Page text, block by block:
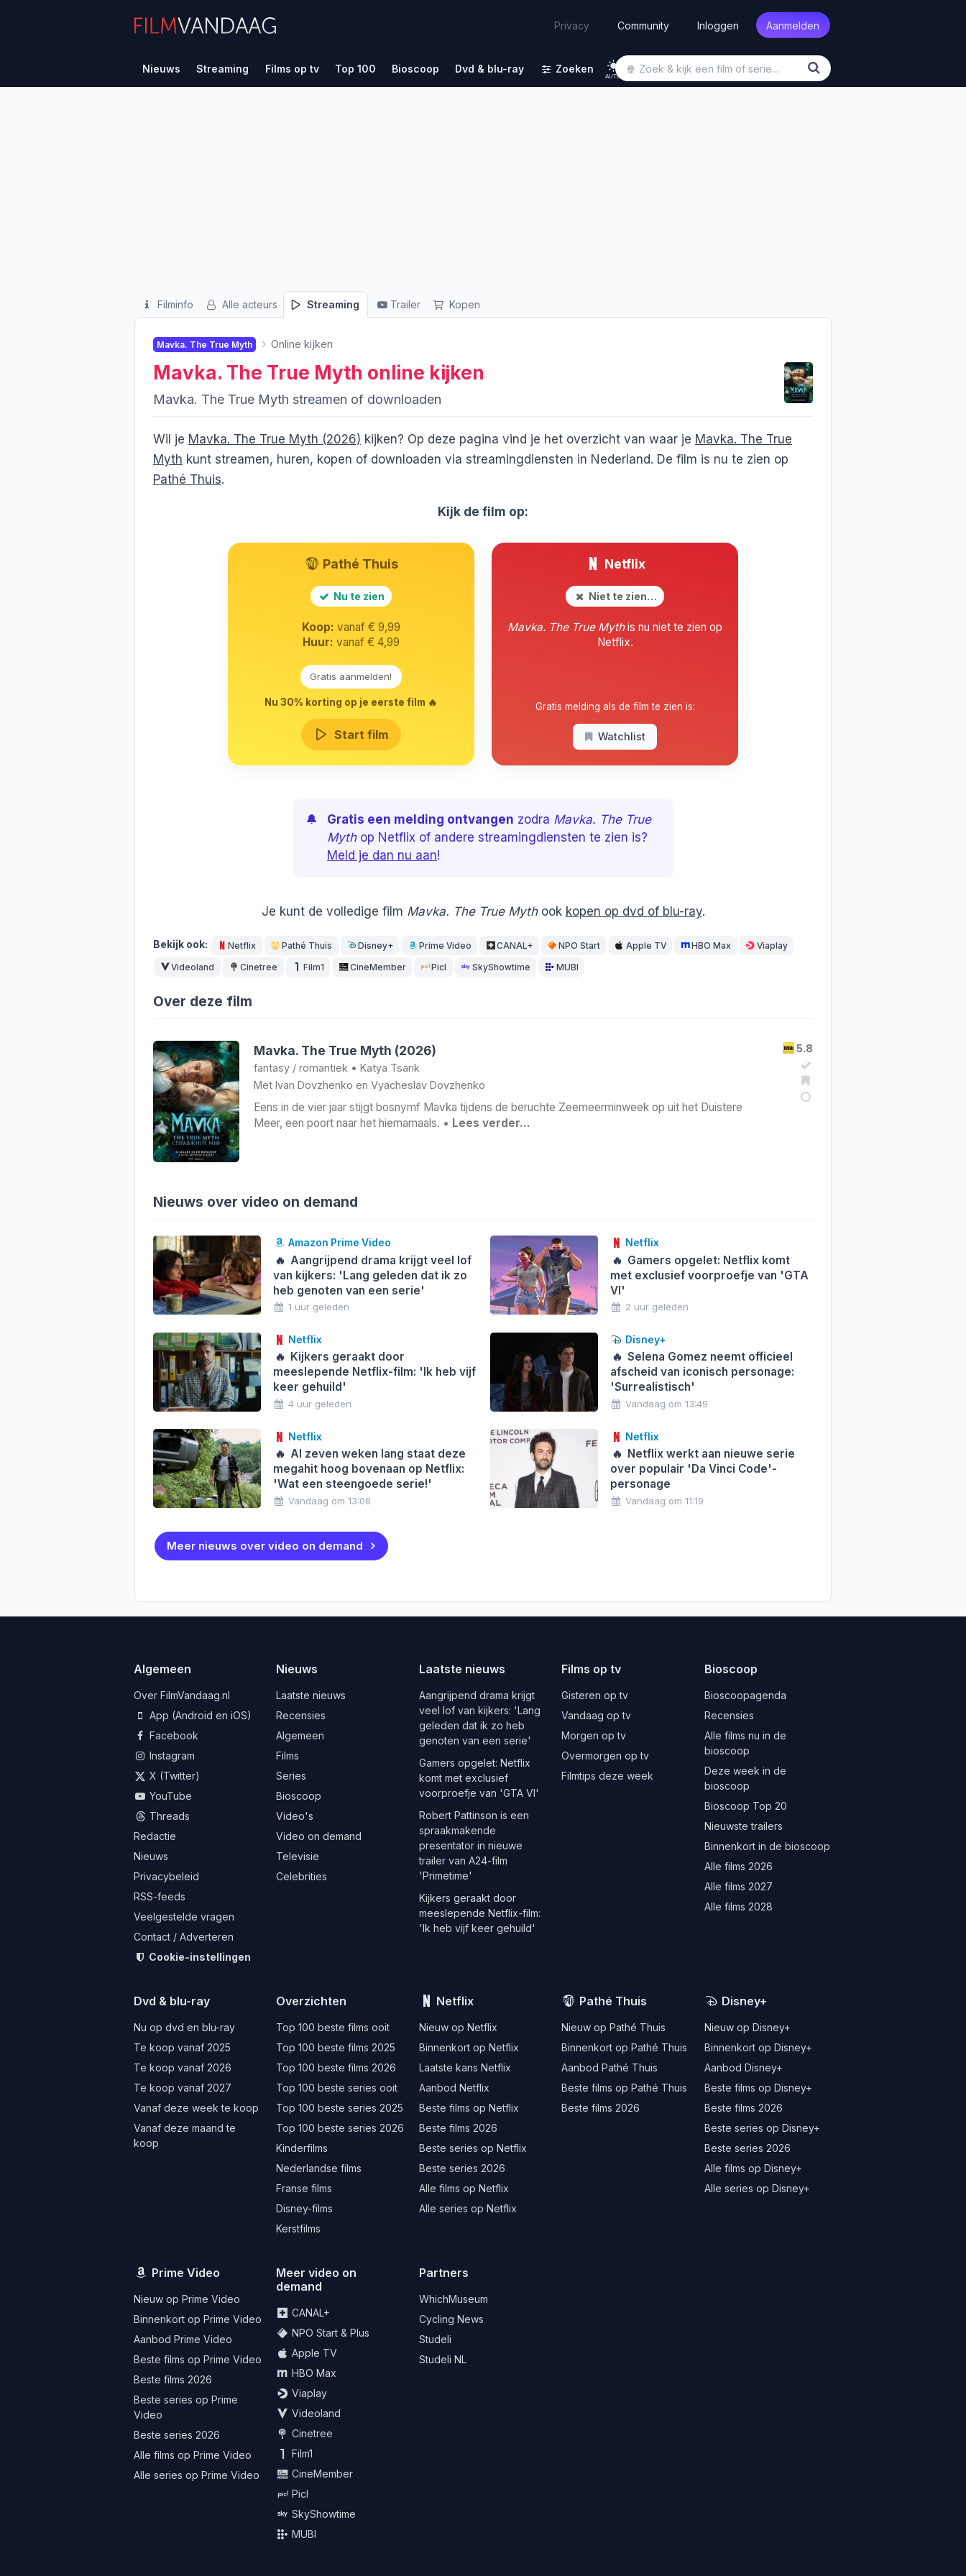
Privacy Community Inloggen Aanmelden
Nieuws Streaming Films op tv Top 100 Bioscoop Dvd & blu-ray Zoeken
AUTO
Filminfo Alle acteurs Streaming Trailer Kopen
Mavka. The True Myth Online kijken
Mavka. The True Myth online kijken
Mavka. The True Myth streamen of downloaden
Wil je Mavka. The True Myth (2026) kijken? Op deze pagina vind je het overzicht van waar je Mavka. The True
Myth kunt streamen, huren, kopen of downloaden via streamingdiensten in Nederland. De film is nu te zien op
Pathé Thuis.
Kijk de film op:
Pathé Thuis
Nu te zien
Koop: vanaf € 9,99
Huur: vanaf € 4,99
Gratis aanmelden!
Nu 30% korting op je eerste film 🔥
Start film
Netflix
Niet te zien…
Mavka. The True Mythis nu niet te zien op
Netflix.
Gratis melding als de film te zien is:
Watchlist
🔔 Gratis een melding ontvangen zodra Mavka. The True
Mythop Netflix of andere streamingdiensten te zien is?
Meld je dan nu aan!
Je kunt de volledige film Mavka. The True Mythook kopen op dvd of blu-ray.
Bekijk ook: Netflix Pathé Thuis Disney+ Prime Video CANAL+ NPO Start Apple TV HBO Max Viaplay
Videoland Cinetree Film1 CineMember Picl SkyShowtime MUBI
Over deze film
5.8
Mavka. The True Myth (2026)
fantasy / romantiek • Katya Tsarik
Met Ivan Dovzhenko en Vyacheslav Dovzhenko
Eens in de vier jaar stijgt bosnymf Mavka tijdens de beruchte Zeemeerminweek op uit het Duistere
Meer, een poort naar het hiernamaals. • Lees verder…
Nieuws over video on demand
Amazon Prime Video
🔥 Aangrijpend drama krijgt veel lof
van kijkers: 'Lang geleden dat ik zo
heb genoten van een serie'
1 uur geleden
Netflix
🔥 Gamers opgelet: Netflix komt
met exclusief voorproefje van 'GTA
VI'
2 uur geleden
Netflix
🔥
Kijkers geraakt door
meeslepende Netflix-film: 'Ik heb vijf
keer gehuild'
4 uur geleden
Disney+
🔥 Selena Gomez neemt officieel
afscheid van iconisch personage:
'Surrealistisch'
Vandaag om 13:49
Netflix
🔥 Al zeven weken lang staat deze
megahit hoog bovenaan op Netflix:
'Wat een steengoede serie!'
Vandaag om 13:08
Netflix
🔥 Netflix werkt aan nieuwe serie
over populair 'Da Vinci Code'-
personage
Vandaag om 11:19
Meer nieuws over video on demand
Algemeen
Over FilmVandaag.nl
App (Android en iOS)
Facebook
Instagram
X (Twitter)
YouTube
Threads
Redactie
Nieuws
Privacybeleid
RSS-feeds
Veelgestelde vragen
Contact / Adverteren
Cookie-instellingen
Nieuws
Laatste nieuws
Recensies
Algemeen
Films
Series
Bioscoop
Video's
Video on demand
Televisie
Celebrities
Laatste nieuws
Aangrijpend drama krijgt
veel lof van kijkers: 'Lang
geleden dat ik zo heb
genoten van een serie'
Gamers opgelet: Netflix
komt met exclusief
voorproefje van 'GTA VI'
Robert Pattinson is een
spraakmakende
presentator in nieuwe
trailer van A24-film
'Primetime'
Kijkers geraakt door
meeslepende Netflix-film:
'Ik heb vijf keer gehuild'
Films op tv
Gisteren op tv
Vandaag op tv
Morgen op tv
Overmorgen op tv
Filmtips deze week
Bioscoop
Bioscoopagenda
Recensies
Alle films nu in de
bioscoop
Deze week in de
bioscoop
Bioscoop Top 20
Nieuwste trailers
Binnenkort in de bioscoop
Alle films 2026
Alle films 2027
Alle films 2028
Dvd & blu-ray
Nu op dvd en blu-ray
Te koop vanaf 2025
Te koop vanaf 2026
Te koop vanaf 2027
Vanaf deze week te koop
Vanaf deze maand te
koop
Overzichten
Top 100 beste films ooit
Top 100 beste films 2025
Top 100 beste films 2026
Top 100 beste series ooit
Top 100 beste series 2025
Top 100 beste series 2026
Kinderfilms
Nederlandse films
Franse films
Disney-films
Kerstfilms
Netflix
Nieuw op Netflix
Binnenkort op Netflix
Laatste kans Netflix
Aanbod Netflix
Beste films op Netflix
Beste films 2026
Beste series op Netflix
Beste series 2026
Alle films op Netflix
Alle series op Netflix
Pathé Thuis
Nieuw op Pathé Thuis
Binnenkort op Pathé Thuis
Aanbod Pathé Thuis
Beste films op Pathé Thuis
Beste films 2026
Disney+
Nieuw op Disney+
Binnenkort op Disney+
Aanbod Disney+
Beste films op Disney+
Beste films 2026
Beste series op Disney+
Beste series 2026
Alle films op Disney+
Alle series op Disney+
Prime Video
Nieuw op Prime Video
Binnenkort op Prime Video
Aanbod Prime Video
Beste films op Prime Video
Beste films 2026
Beste series op Prime
Video
Beste series 2026
Alle films op Prime Video
Alle series op Prime Video
Meer video on
demand
CANAL+
NPO Start & Plus
Apple TV
HBO Max
Viaplay
Videoland
Cinetree
Film1
CineMember
Picl
SkyShowtime
MUBI
Partners
WhichMuseum
Cycling News
Studeli
Studeli NL